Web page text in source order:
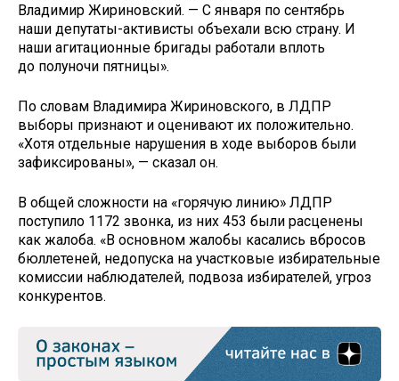
Владимир Жириновский. — С января по сентябрь
наши депутаты-активисты объехали всю страну. И
наши агитационные бригады работали вплоть
до полуночи пятницы».
По словам Владимира Жириновского, в ЛДПР
выборы признают и оценивают их положительно.
«Хотя отдельные нарушения в ходе выборов были
зафиксированы», — сказал он.
В общей сложности на «горячую линию» ЛДПР
поступило 1172 звонка, из них 453 были расценены
как жалоба. «В основном жалобы касались вбросов
бюллетеней, недопуска на участковые избирательные
комиссии наблюдателей, подвоза избирателей, угроз
конкурентов.